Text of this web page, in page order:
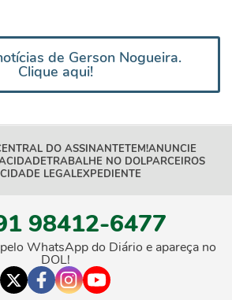
de Gerson Nogueira.
Clique aqui!
DO ASSINANTETEM!ANUNCIE
TRABALHE NO DOLPARCEIROS
LEGALEXPEDIENTE
98412-6477
WhatsApp do Diário e apareça no
DOL!